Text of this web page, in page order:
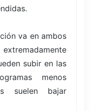
va en ambos
subir en las
menos
suelen bajar